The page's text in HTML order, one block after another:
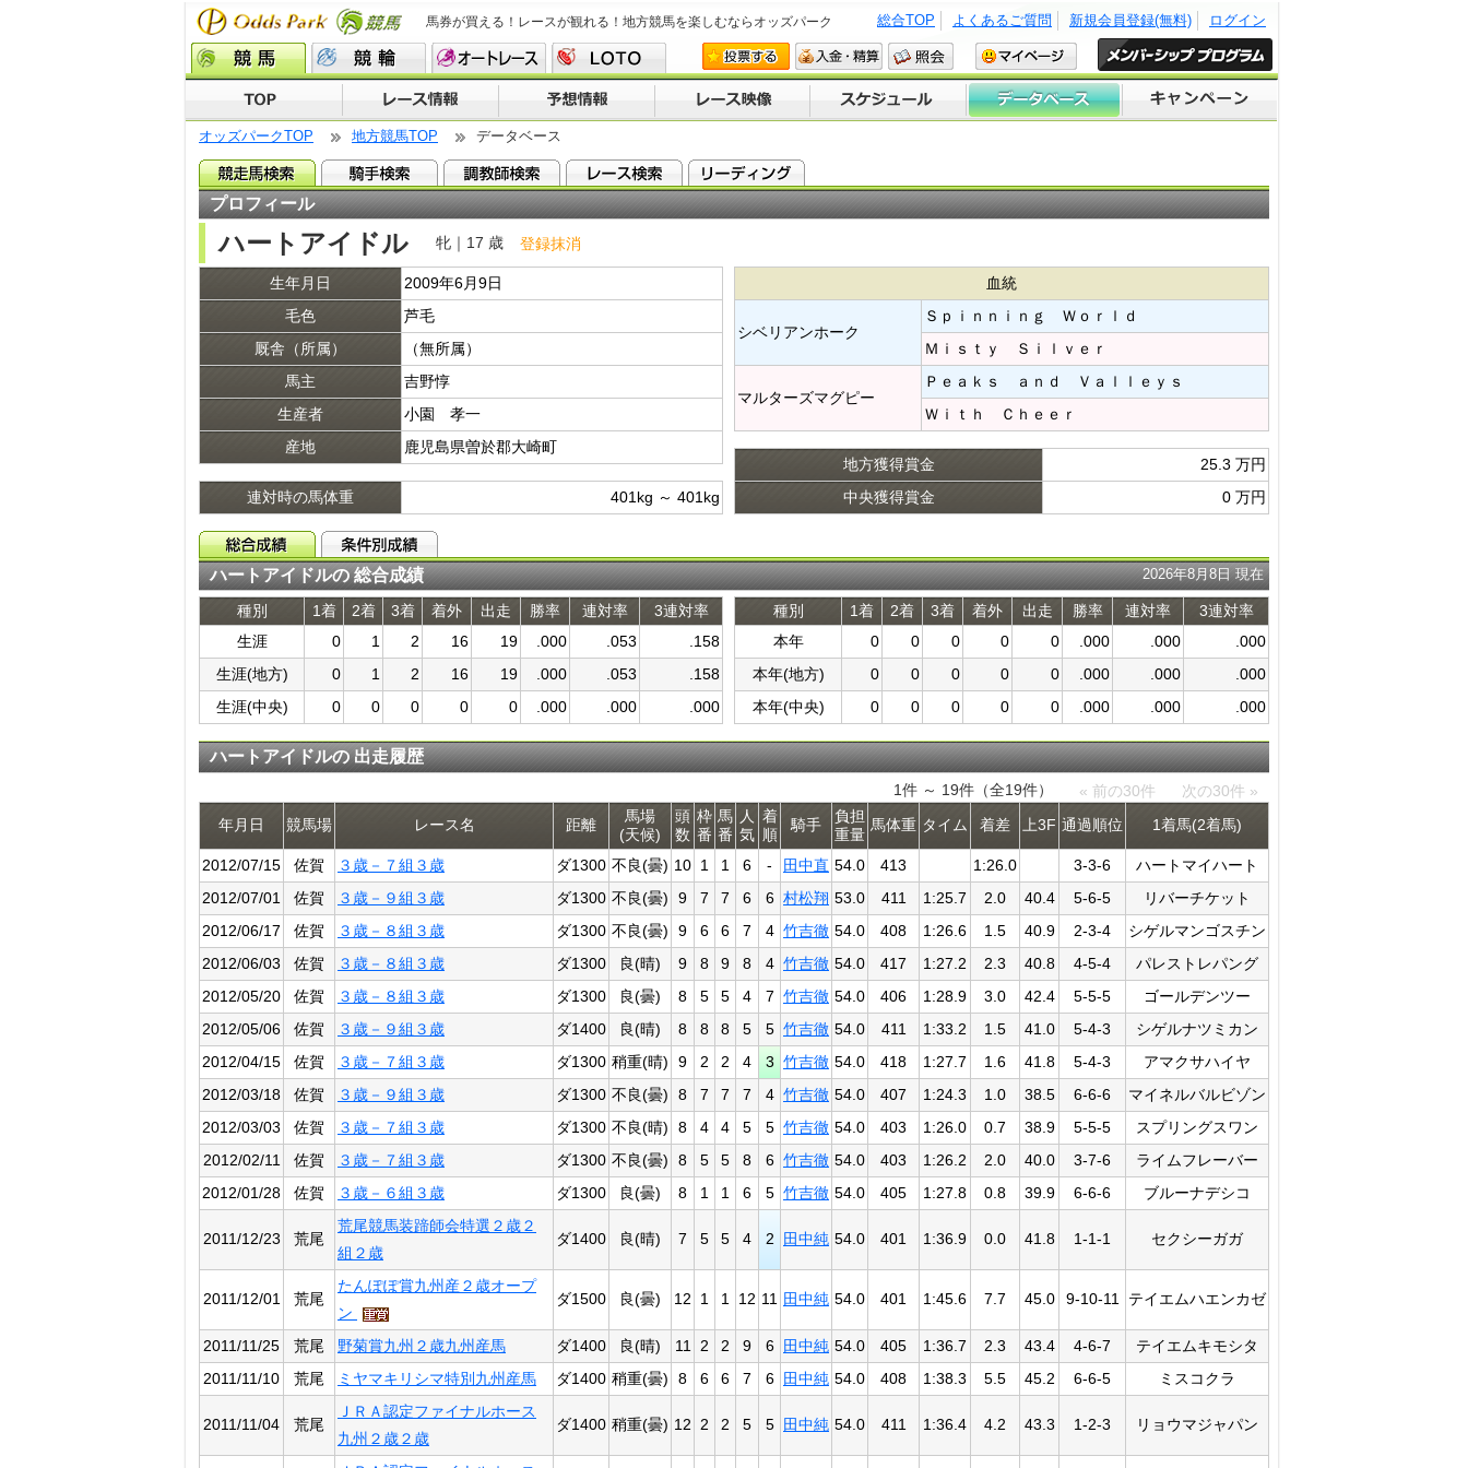
馬券が買える！レースが観れる！地方競馬を楽しむならオッズパーク ログイン
新規会員登録(無料)
よくあるご質問
総合TOP
オッズパークTOP 地方競馬TOP データベース
プロフィール
ハートアイドル 牝｜17 歳 登録抹消
生年月日
2009年6月9日
毛色
芦毛
厩舎（所属）
（無所属）
馬主
吉野惇
生産者
小園 孝一
産地
鹿児島県曽於郡大崎町
連対時の馬体重 401kg ～ 401kg
血統
シベリアンホーク​
Ｓｐｉｎｎｉｎｇ Ｗｏｒｌｄ​
Ｍｉｓｔｙ Ｓｉｌｖｅｒ​
マルターズマグピー​
Ｐｅａｋｓ ａｎｄ Ｖａｌｌｅｙｓ​
Ｗｉｔｈ Ｃｈｅｅｒ​
地方獲得賞金
25.3 万円
中央獲得賞金
0 万円
ハートアイドルの 総合成績 2026年8月8日 現在
種別 1着 2着 3着 着外 出走 勝率 連対率
3連対率
生涯
0 1 2 16 19 .000 .053
.158
生涯(地方)
0 1 2 16 19 .000 .053
.158
生涯(中央)
0 0 0 0 0 .000 .000 .000
種別 1着 2着 3着 着外 出走 勝率 連対率
3連対率
本年
0 0 0 0 0 .000 .000
.000
本年(地方)
0 0 0 0 0 .000 .000
.000
本年(中央)
0 0 0 0 0 .000 .000 .000
ハートアイドルの 出走履歴
1件 ～ 19件（全19件） « 前の30件
次の30件 »
年月日
競馬場 レース名 距離
馬場
(天候)
頭
数
枠
番
馬
番
人
気
着
順
騎手
負担
重量
馬体重 タイム 着差 上3F 通過​順位 1着馬(2着馬)
2012/07/15 佐賀 ３歳－７組３歳 ダ1300 不良(曇) 10 1 1 6 - 田中直 54.0 413 1:26.0 3-3-6
ハートマイハート
2012/07/01
佐賀 ３歳－９組３歳 ダ1300 不良(曇) 9 7 7 6 6 村松翔 53.0 411 1:25.7 2.0 40.4 5-6-5
リバーチケット
2012/06/17
佐賀 ３歳－８組３歳 ダ1300 不良(曇) 9 6 6 7 4 竹吉徹 54.0 408 1:26.6 1.5 40.9 2-3-4
シゲルマンゴスチン
2012/06/03
佐賀 ３歳－８組３歳 ダ1300 良(晴) 9 8 9 8 4 竹吉徹 54.0 417 1:27.2 2.3 40.8 4-5-4
パレストレパング
2012/05/20
佐賀 ３歳－８組３歳 ダ1300 良(曇) 8 5 5 4 7 竹吉徹 54.0 406 1:28.9 3.0 42.4 5-5-5
ゴールデンツー
2012/05/06
佐賀 ３歳－９組３歳 ダ1400 良(晴) 8 8 8 5 5 竹吉徹 54.0 411 1:33.2 1.5 41.0 5-4-3
シゲルナツミカン
2012/04/15
佐賀 ３歳－７組３歳 ダ1300 稍重(晴) 9 2 2 4 3 竹吉徹 54.0 418 1:27.7 1.6 41.8 5-4-3
アマクサハイヤ
2012/03/18
佐賀 ３歳－９組３歳 ダ1300 不良(曇) 8 7 7 7 4 竹吉徹 54.0 407 1:24.3 1.0 38.5 6-6-6
マイネルバルビゾン
2012/03/03
佐賀 ３歳－７組３歳 ダ1300 不良(晴) 8 4 4 5 5 竹吉徹 54.0 403 1:26.0 0.7 38.9 5-5-5
スプリングスワン
2012/02/11
佐賀 ３歳－７組３歳 ダ1300 不良(曇) 8 5 5 8 6 竹吉徹 54.0 403 1:26.2 2.0 40.0 3-7-6
ライムフレーバー
2012/01/28
佐賀 ３歳－６組３歳 ダ1300 良(曇) 8 1 1 6 5 竹吉徹 54.0 405 1:27.8 0.8 39.9 6-6-6 ブルーナデシコ
2011/12/23 荒尾
荒尾競馬装蹄師会特選２歳２
組２歳
ダ1400 良(晴) 7 5 5 4 2 田中純 54.0 401 1:36.9 0.0 41.8 1-1-1 セクシーガガ
2011/12/01 荒尾
たんぽぽ賞九州産２歳オープ
ン
ダ1500 良(曇) 12 1 1 12 11 田中純 54.0 401 1:45.6 7.7 45.0 9-10-11 テイエムハエンカゼ
2011/11/25 荒尾 野菊賞九州２歳九州産馬 ダ1400 良(晴) 11 2 2 9 6 田中純 54.0 405 1:36.7 2.3 43.4 4-6-7
テイエムキモシタ
2011/11/10
荒尾 ミヤマキリシマ特別九州産馬 ダ1400 稍重(曇) 8 6 6 7 6 田中純 54.0 408 1:38.3 5.5 45.2 6-6-5 ミスコクラ
2011/11/04 荒尾
ＪＲＡ認定ファイナルホース
九州２歳２歳
ダ1400 稍重(曇) 12 2 2 5 5 田中純 54.0 411 1:36.4 4.2 43.3 1-2-3 リョウマジャパン